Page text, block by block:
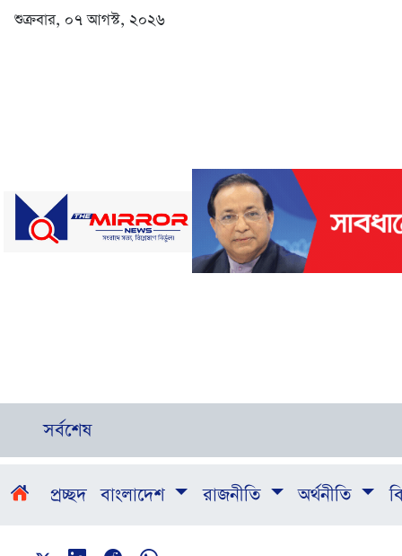
শুক্রবার, ০৭ আগস্ট, ২০২৬
সর্বশেষ
প্রচ্ছদ বাংলাদেশ রাজনীতি অর্থনীতি